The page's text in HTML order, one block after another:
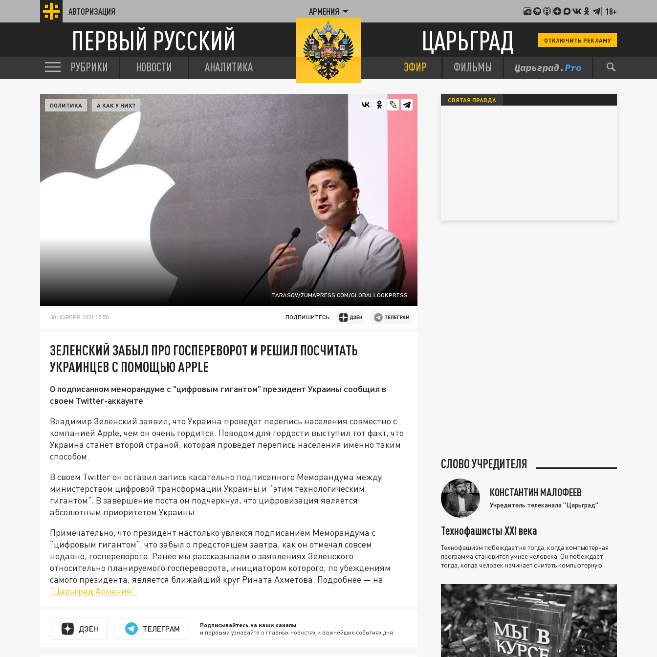
АВТОРИЗАЦИЯ АРМЕНИЯ 18+
ПЕРВЫЙ РУССКИЙ ЦАРЬГРАД ОТКЛЮЧИТЬ РЕКЛАМУ
РУБРИКИ НОВОСТИ АНАЛИТИКА ЭФИР ФИЛЬМЫ
TARASOV/ZUMAPRESS.COM/GLOBALLOOKPRESS
ПОЛИТИКА А КАК У НИХ?
30 НОЯБРЯ 2021 15:50 ПОДПИШИТЕСЬ:
ЗЕЛЕНСКИЙ ЗАБЫЛ ПРО ГОСПЕРЕВОРОТ И РЕШИЛ ПОСЧИТАТЬ
УКРАИНЦЕВ С ПОМОЩЬЮ APPLE
О подписанном меморандуме с "цифровым гигантом" президент Украины сообщил в
своем Twitter-аккаунте
Владимир Зеленский заявил, что Украина проведет перепись населения совместно с
компанией Apple, чем он очень гордится. Поводом для гордости выступил тот факт, что
Украина станет второй страной, которая проведет перепись населения именно таким
способом.
В своем Twitter он оставил запись касательно подписанного Меморандума между
министерством цифровой трансформации Украины и “этим технологическим
гигантом”. В завершение поста он подчеркнул, что цифровизация является
абсолютным приоритетом Украины.
Примечательно, что президент настолько увлекся подписанием Меморандума с
“цифровым гигантом”, что забыл о предстоящем завтра, как он отмечал совсем
недавно, госперевороте. Ранее мы рассказывали о заявлениях Зеленского
относительно планируемого госпереворота, инициатором которого, по убеждениям
самого президента, является ближайший круг Рината Ахметова. Подробнее — на
“Царьград Армения”.
ДЗЕН ТЕЛЕГРАМ Подписывайтесь на наши каналы
и первыми узнавайте о главных новостях и важнейших событиях дня.
СВЯТАЯ ПРАВДА
СЛОВО УЧРЕДИТЕЛЯ
КОНСТАНТИН МАЛОФЕЕВ
Учредитель телеканала "Царьград"
Технофашисты XXI века
Технофашизм побеждает не тогда, когда компьютерная
программа становится умнее человека. Он побеждает
тогда, когда человек начинает считать компьютерную